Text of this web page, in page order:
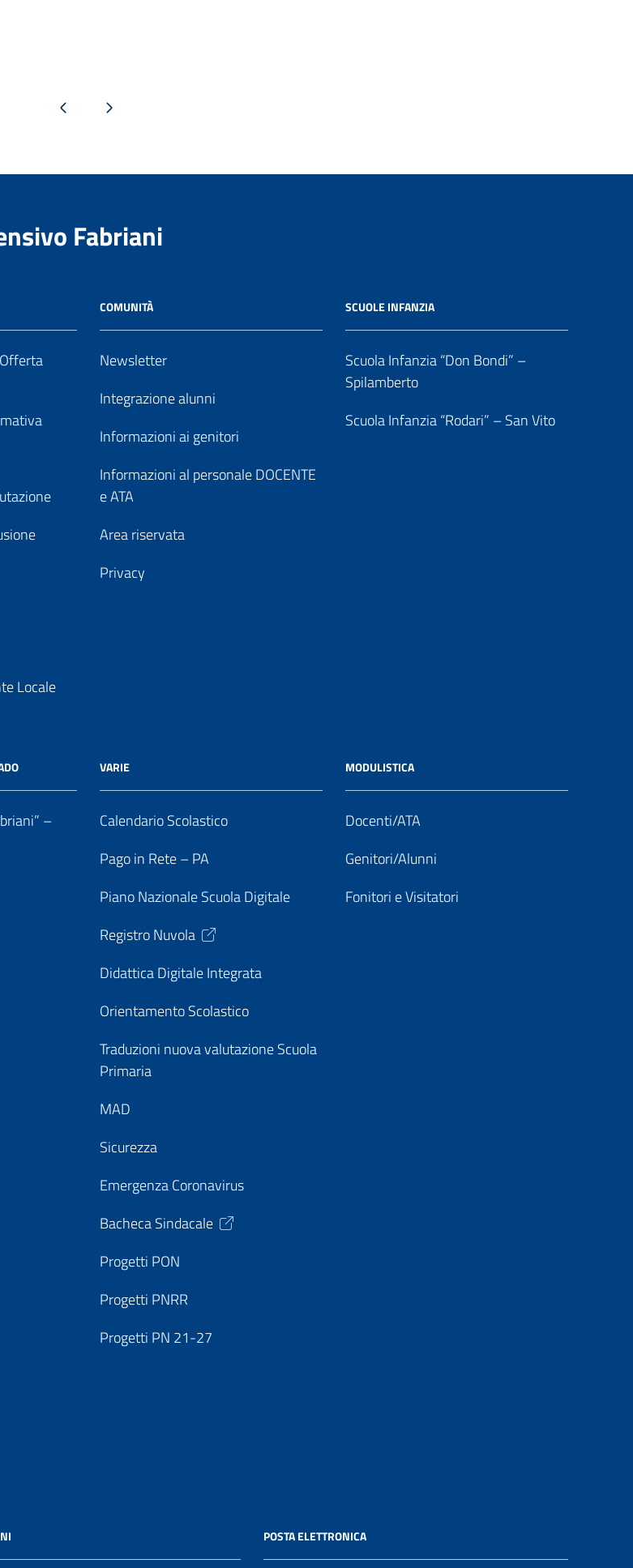
Pagina precedentePagina successiva
Fabriani
Locale
COMUNITÀ
Newsletter
Integrazione alunni
Informazioni ai genitori
Informazioni al personale DOCENTE
e ATA
Area riservata
Privacy
SCUOLE INFANZIA
Scuola Infanzia “Don Bondi” –
Spilamberto
Scuola Infanzia “Rodari” – San Vito
–
VARIE
Calendario Scolastico
Pago in Rete – PA
Piano Nazionale Scuola Digitale
Registro Nuvola
Didattica Digitale Integrata
Orientamento Scolastico
Traduzioni nuova valutazione Scuola
Primaria
MAD
Sicurezza
Emergenza Coronavirus
Bacheca Sindacale
Progetti PON
Progetti PNRR
Progetti PN 21-27
MODULISTICA
Docenti/ATA
Genitori/Alunni
Fonitori e Visitatori
POSTA ELETTRONICA